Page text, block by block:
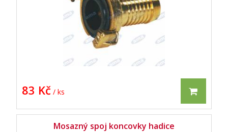
83 Kč / ks
Mosazný spoj koncovky hadice